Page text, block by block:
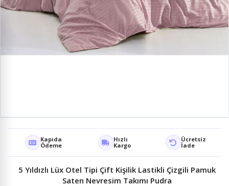
Kapıda
Ödeme
Hızlı
Kargo
Ücretsiz
İade
5 Yıldızlı Lüx Otel Tipi Çift Kişilik Lastikli Çizgili Pamuk
Saten Nevresim Takımı Pudra